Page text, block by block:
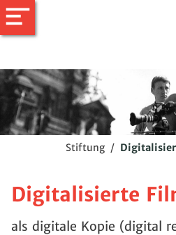
Stiftung /
Digitalisierte
als digitale Kopie (digital